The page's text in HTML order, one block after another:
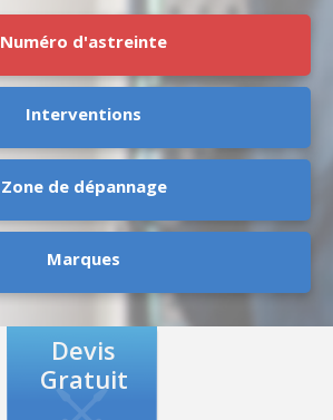
Numéro d'astreinte
Interventions
Zone de dépannage
Marques
Devis
Gratuit